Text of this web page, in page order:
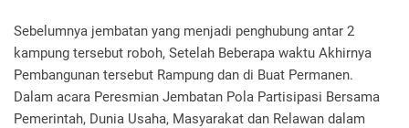
Sebelumnya jembatan yang menjadi penghubung antar 2
kampung tersebut roboh, Setelah Beberapa waktu Akhirnya
Pembangunan tersebut Rampung dan di Buat Permanen.
Dalam acara Peresmian Jembatan Pola Partisipasi Bersama
Pemerintah, Dunia Usaha, Masyarakat dan Relawan dalam